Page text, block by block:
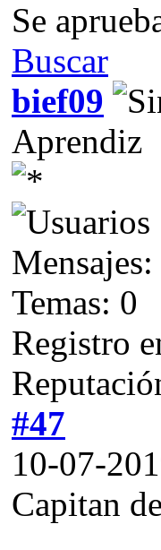
Se
Buscar
bief09
Aprendiz
Temas: 0
Registro
#47
10-07-
Capitan